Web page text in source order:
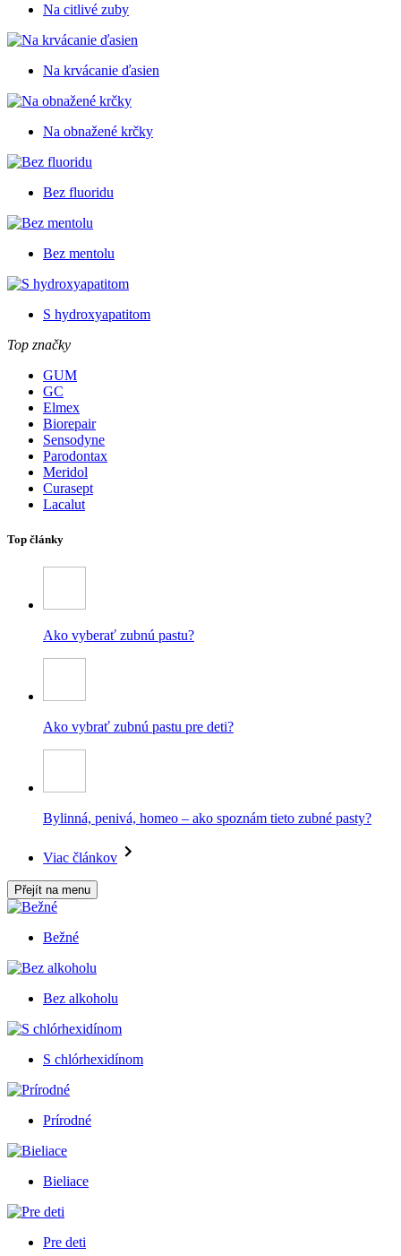
Na citlivé zuby
Na krvácanie ďasien
Na obnažené krčky
Bez fluoridu
Bez mentolu
S hydroxyapatitom
Top značky
GUM
GC
Elmex
Biorepair
Sensodyne
Parodontax
Meridol
Curasept
Lacalut
Top články
Ako vyberať zubnú pastu?
Ako vybrať zubnú pastu pre deti?
Bylinná, penivá, homeo – ako spoznám tieto zubné pasty?
Viac článkov
Přejít na menu
Bežné
Bez alkoholu
S chlórhexidínom
Prírodné
Bieliace
Pre deti